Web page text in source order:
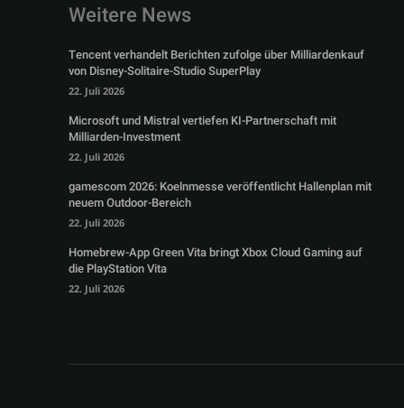
Weitere News
Tencent verhandelt Berichten zufolge über Milliardenkauf
von Disney-Solitaire-Studio SuperPlay
22. Juli 2026
Microsoft und Mistral vertiefen KI-Partnerschaft mit
Milliarden-Investment
22. Juli 2026
gamescom 2026: Koelnmesse veröffentlicht Hallenplan mit
neuem Outdoor-Bereich
22. Juli 2026
Homebrew-App Green Vita bringt Xbox Cloud Gaming auf
die PlayStation Vita
22. Juli 2026